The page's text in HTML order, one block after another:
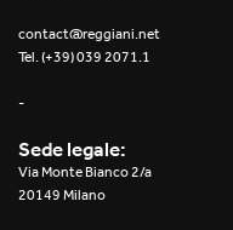
Incline Dark Performance
Mosaico Easy-IOS
Re Low LED
contact@reggiani.net
Tel. (+39) 039 2071.1
-
Sede legale:
Via Monte Bianco 2/a
20149 Milano